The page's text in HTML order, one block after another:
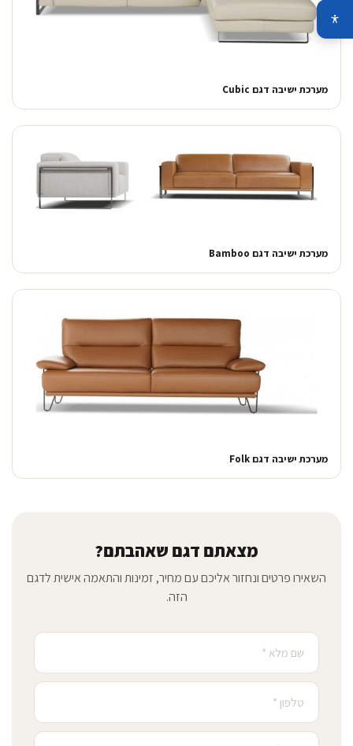
מערכת ישיבה דגם Cubic
מערכת ישיבה דגם Bamboo
מערכת ישיבה דגם Folk
מצאתם דגם שאהבתם?
השאירו פרטים ונחזור אליכם עם מחיר, זמינות והתאמה אישית לדגם
הזה.